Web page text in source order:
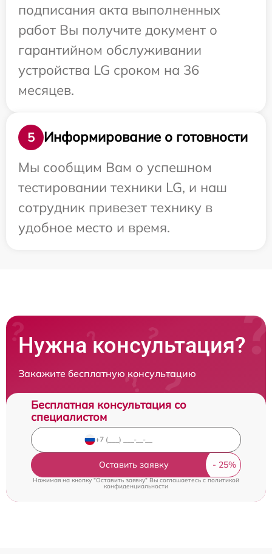
подписания акта выполненных
работ Вы получите документ о
гарантийном обслуживании
устройства LG сроком на 36
месяцев.
5
Информирование о готовности
Мы сообщим Вам о успешном
тестировании техники LG, и наш
сотрудник привезет технику в
удобное место и время.
Нужна консультация?
Закажите бесплатную консультацию
Бесплатная консультация со
специалистом
Оставить заявку
Нажимая на кнопку "Оставить заявку" Вы соглашаетесь cполитикой
конфиденциальности